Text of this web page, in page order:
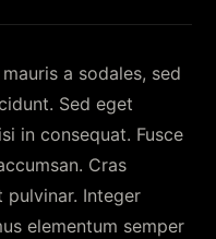
a sodales, sed
Sed eget
in consequat. Fusce
Cras
Integer
elementum semper